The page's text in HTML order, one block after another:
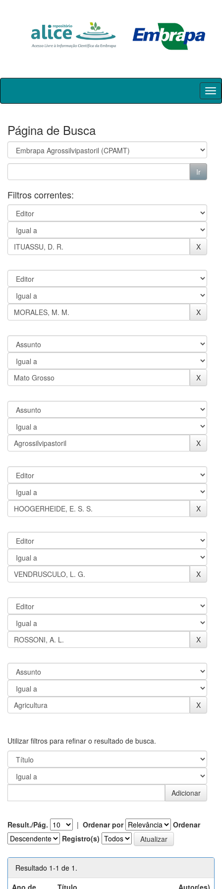
Skip
Página de Busca
Filtros correntes:
Utilizar filtros para refinar o resultado de busca.
Result./Pág. | Ordenar por
Ordenar
Registro(s)
Resultado 1-1 de 1.
Ano de
Título Autor(es)